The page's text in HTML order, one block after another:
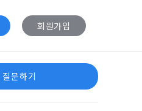
회원가입
질문하기